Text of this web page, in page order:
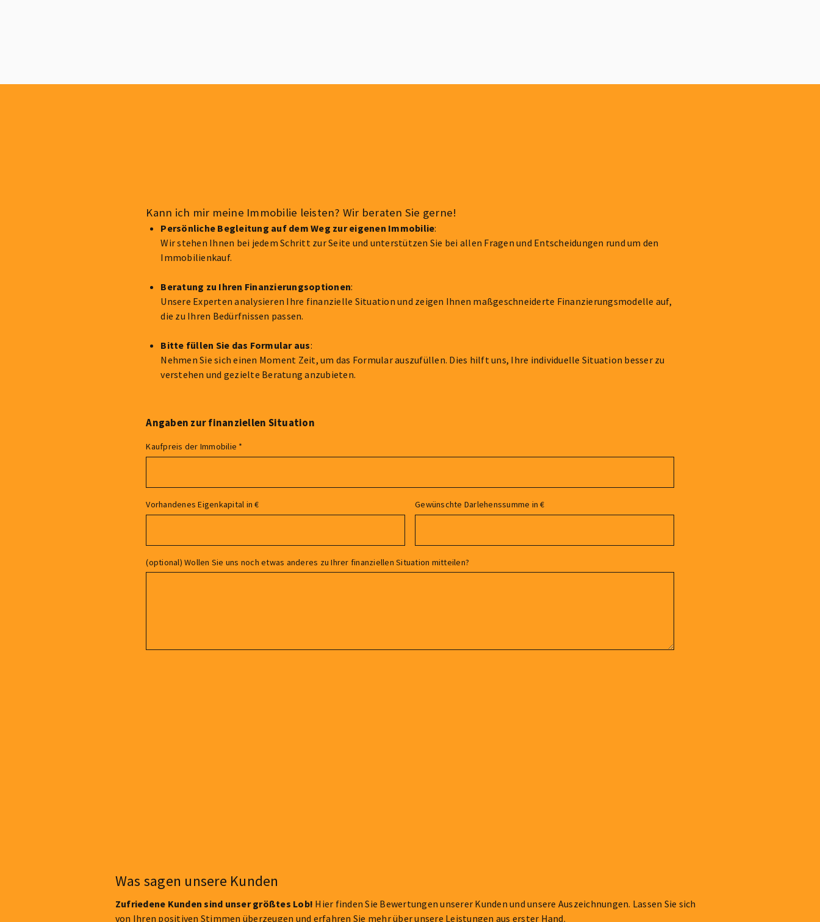
Kann ich mir meine Immobilie leisten? Wir beraten Sie gerne!
Persönliche Begleitung auf dem Weg zur eigenen Immobilie:
Wir stehen Ihnen bei jedem Schritt zur Seite und unterstützen Sie bei allen Fragen und Entscheidungen rund um den
Immobilienkauf.
Beratung zu Ihren Finanzierungsoptionen:
Unsere Experten analysieren Ihre finanzielle Situation und zeigen Ihnen maßgeschneiderte Finanzierungsmodelle auf,
die zu Ihren Bedürfnissen passen.
Bitte füllen Sie das Formular aus:
Nehmen Sie sich einen Moment Zeit, um das Formular auszufüllen. Dies hilft uns, Ihre individuelle Situation besser zu
verstehen und gezielte Beratung anzubieten.
Angaben zur finanziellen Situation
Kaufpreis der Immobilie *
Vorhandenes Eigenkapital in € Gewünschte Darlehenssumme in €
(optional) Wollen Sie uns noch etwas anderes zu Ihrer finanziellen Situation mitteilen?
Was sagen unsere Kunden
Zufriedene Kunden sind unser größtes Lob! Hier finden Sie Bewertungen unserer Kunden und unsere Auszeichnungen. Lassen Sie sich
von Ihren positiven Stimmen überzeugen und erfahren Sie mehr über unsere Leistungen aus erster Hand.